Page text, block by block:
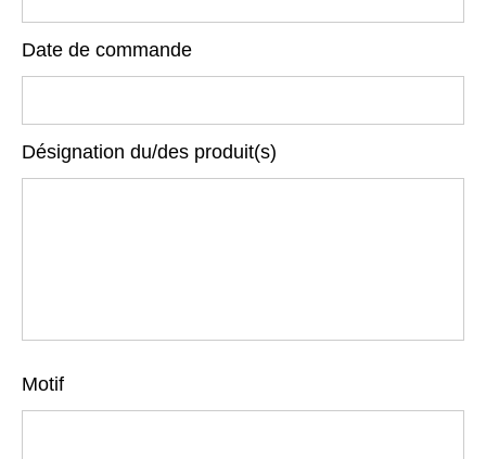
Date de commande
Désignation du/des produit(s)
Motif